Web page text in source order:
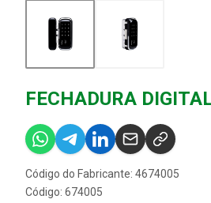
FECHADURA
Código do Fabricante: 4674005
Código: 674005